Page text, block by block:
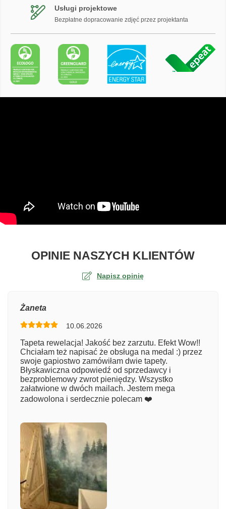
Usługi projektowe
Bezpłatne dopracowanie zdjęć przez projektanta
OPINIE NASZYCH KLIENTÓWO
Napisz opinię
Numer zamówienia
Imię
Załącz zdjęcie
Żaneta
10.06.2026
Tapeta rewelacja! Jakość bez zarzutu. Efekt Wow!!
Chciałam też napisać że obsługa na medal :) przez
swoje gapiostwo zamówiłam dwie tapety.
Błyskawiczna odpowiedź od sprzedawcy i
bezproblemowy zwrot pieniędzy. Wszystko
załatwione w dwóch mailach. Jestem mega
zadowolona i serdecznie polecam ❤️